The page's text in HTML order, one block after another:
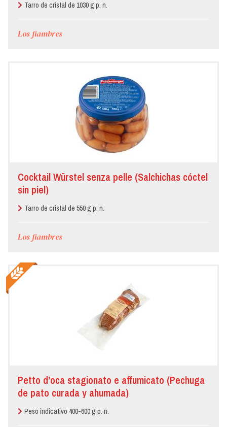
Tarro de cristal de 1030 g p. n.
Los fiambres
Cocktail Würstel senza pelle (Salchichas cóctel
sin piel)
Tarro de cristal de 550 g p. n.
Los fiambres
Petto d’oca stagionato e affumicato (Pechuga
de pato curada y ahumada)
Peso indicativo 400-600 g p. n.